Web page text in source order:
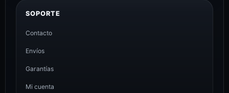
SOPORTE
Contacto
Envíos
Garantías
Mi cuenta